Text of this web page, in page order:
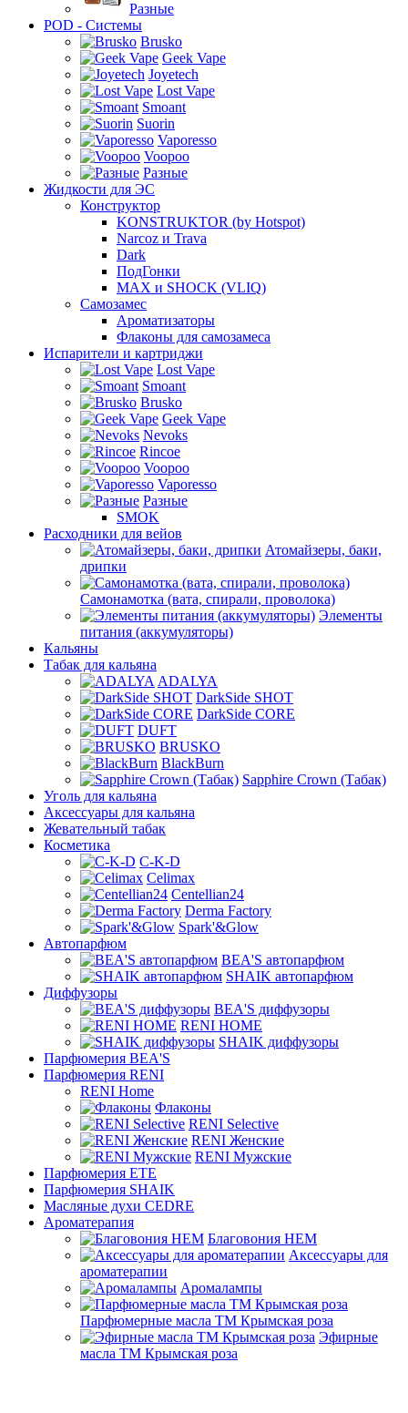
Разные
POD - Системы
Brusko
Geek Vape
Joyetech
Lost Vape
Smoant
Suorin
Vaporesso
Voopoo
Разные
Жидкости для ЭС
Конструктор
KONSTRUKTOR (by Hotspot)
Narcoz и Trava
Dark
ПодГонки
MAX и SHOCK (VLIQ)
Самозамес
Ароматизаторы
Флаконы для самозамеса
Испарители и картриджи
Lost Vape
Smoant
Brusko
Geek Vape
Nevoks
Rincoe
Voopoo
Vaporesso
Разные
SMOK
Расходники для вейов
Атомайзеры, баки,
дрипки
Самонамотка (вата, спирали, проволока)
Элементы
питания (аккумуляторы)
Кальяны
Табак для кальяна
ADALYA
DarkSide SHOT
DarkSide CORE
DUFT
BRUSKO
BlackBurn
Sapphire Crown (Табак)
Уголь для кальяна
Аксессуары для кальяна
Жевательный табак
Косметика
C-K-D
Celimax
Centellian24
Derma Factory
Spark'&Glow
Автопарфюм
BEA'S автопарфюм
SHAIK автопарфюм
Диффузоры
BEA'S диффузоры
RENI HOME
SHAIK диффузоры
Парфюмерия BEA'S
Парфюмерия RENI
RENI Home
Флаконы
RENI Selective
RENI Женские
RENI Мужские
Парфюмерия ETE
Парфюмерия SHAIK
Масляные духи CEDRE
Ароматерапия
Благовония HEM
Аксессуары для
ароматерапии
Аромалампы
Парфюмерные масла ТМ Крымская роза
Эфирные
масла ТМ Крымская роза